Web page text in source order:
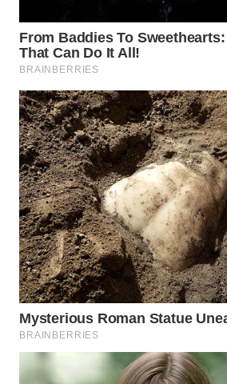
WN
SAMOSIR
WN
PADANG
LAWAS
WN
SUMEDANG
WN
CIANJUR
WN
KEPULAUAN